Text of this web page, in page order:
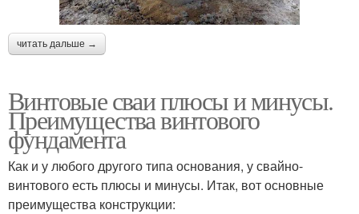
читать дальше →
Винтовые сваи плюсы и минусы.
Преимущества винтового
фундамента
Как и у любого другого типа основания, у свайно-
винтового есть плюсы и минусы. Итак, вот основные
преимущества конструкции: